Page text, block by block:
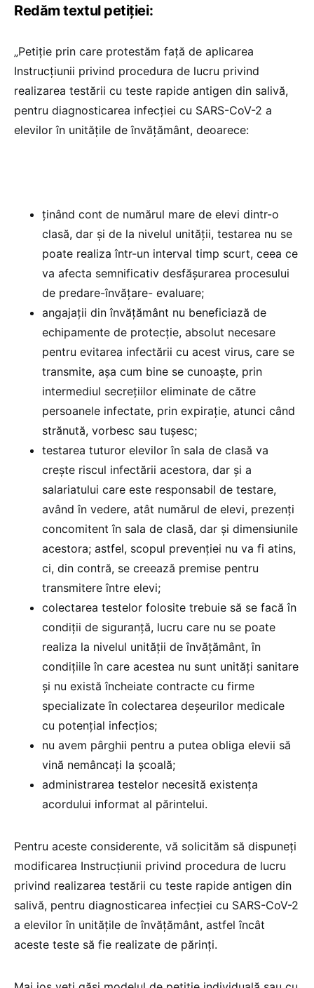
Redăm textul petiției:
„Petiție prin care protestăm faţă de aplicarea
Instrucțiunii privind procedura de lucru privind
realizarea testării cu teste rapide antigen din salivă,
pentru diagnosticarea infecției cu SARS-CoV-2 a
elevilor în unitățile de învățământ, deoarece:
ținând cont de numărul mare de elevi dintr-o
clasă, dar și de la nivelul unității, testarea nu se
poate realiza într-un interval timp scurt, ceea ce
va afecta semnificativ desfășurarea procesului
de predare-învățare- evaluare;
angajații din învățământ nu beneficiază de
echipamente de protecție, absolut necesare
pentru evitarea infectării cu acest virus, care se
transmite, așa cum bine se cunoaște, prin
intermediul secrețiilor eliminate de către
persoanele infectate, prin expirație, atunci când
strănută, vorbesc sau tușesc;
testarea tuturor elevilor în sala de clasă va
crește riscul infectării acestora, dar și a
salariatului care este responsabil de testare,
având în vedere, atât numărul de elevi, prezenți
concomitent în sala de clasă, dar și dimensiunile
acestora; astfel, scopul prevenției nu va fi atins,
ci, din contră, se creează premise pentru
transmitere între elevi;
colectarea testelor folosite trebuie să se facă în
condiții de siguranță, lucru care nu se poate
realiza la nivelul unității de învățământ, în
condițiile în care acestea nu sunt unități sanitare
și nu există încheiate contracte cu firme
specializate în colectarea deșeurilor medicale
cu potențial infecțios;
nu avem pârghii pentru a putea obliga elevii să
vină nemâncați la școală;
administrarea testelor necesită existența
acordului informat al părintelui.
Pentru aceste considerente, vă solicităm să dispuneți
modificarea Instrucțiunii privind procedura de lucru
privind realizarea testării cu teste rapide antigen din
salivă, pentru diagnosticarea infecției cu SARS-CoV-2
a elevilor în unitățile de învățământ, astfel încât
aceste teste să fie realizate de părinți.